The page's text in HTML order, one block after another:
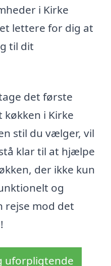
i Kirke
lettere for dig at
til dit
det første
i Kirke
stil du vælger, vil
klar til at hjælpe
der ikke kun
og
mod det
uforpligtende